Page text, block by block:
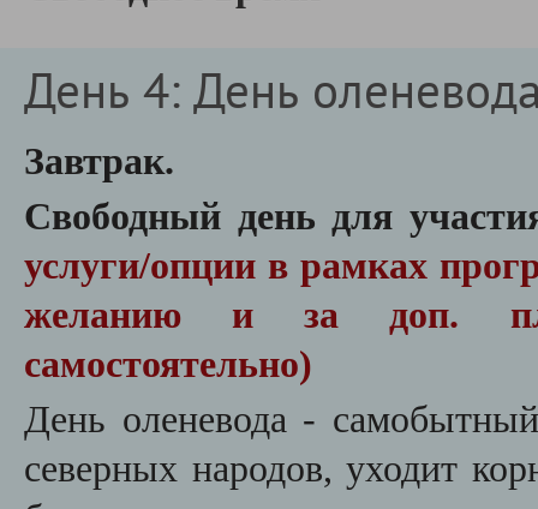
День 4: День
Завтрак.
Свободный день для
услуги/опции в рамках
желанию и за доп.
самостоятельно)
День оленевода -
северных народов, уходит